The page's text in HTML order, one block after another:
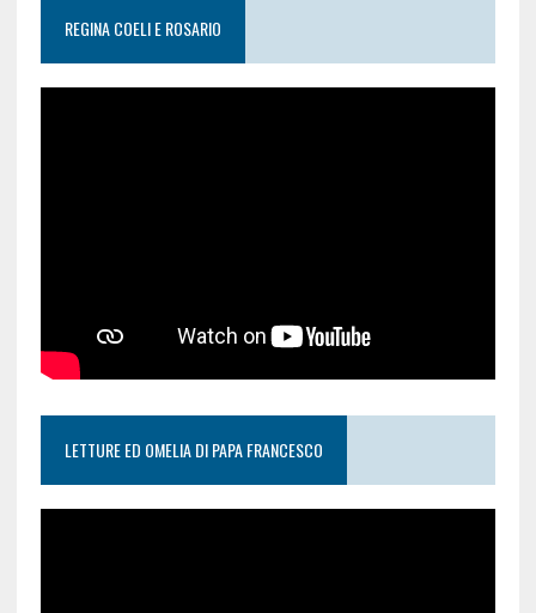
REGINA COELI E ROSARIO
LETTURE ED OMELIA DI PAPA FRANCESCO